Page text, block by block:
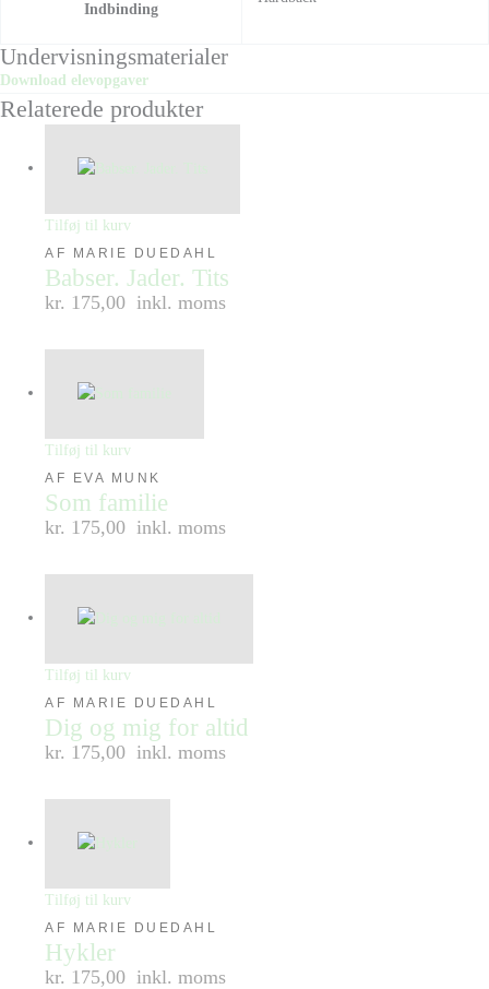
Indbinding
Undervisningsmaterialer
Download elevopgaver
Relaterede produkter
Tilføj til kurv
AF MARIE DUEDAHL
Babser. Jader. Tits
kr. 175,00 inkl. moms
Tilføj til kurv
AF EVA MUNK
Som familie
kr. 175,00 inkl. moms
Tilføj til kurv
AF MARIE DUEDAHL
Dig og mig for altid
kr. 175,00 inkl. moms
Tilføj til kurv
AF MARIE DUEDAHL
Hykler
kr. 175,00 inkl. moms